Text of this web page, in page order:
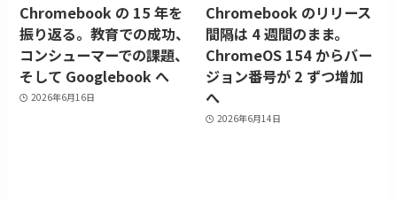
Chromebook の 15 年を
振り返る。教育での成功、
コンシューマーでの課題、
そして Googlebook へ
2026年6月16日
Chromebook のリリース
間隔は 4 週間のまま。
ChromeOS 154 からバー
ジョン番号が 2 ずつ増加
へ
2026年6月14日